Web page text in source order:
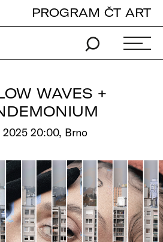
PROGRAM ČT ART
WAVES +
2025 20:00, Brno